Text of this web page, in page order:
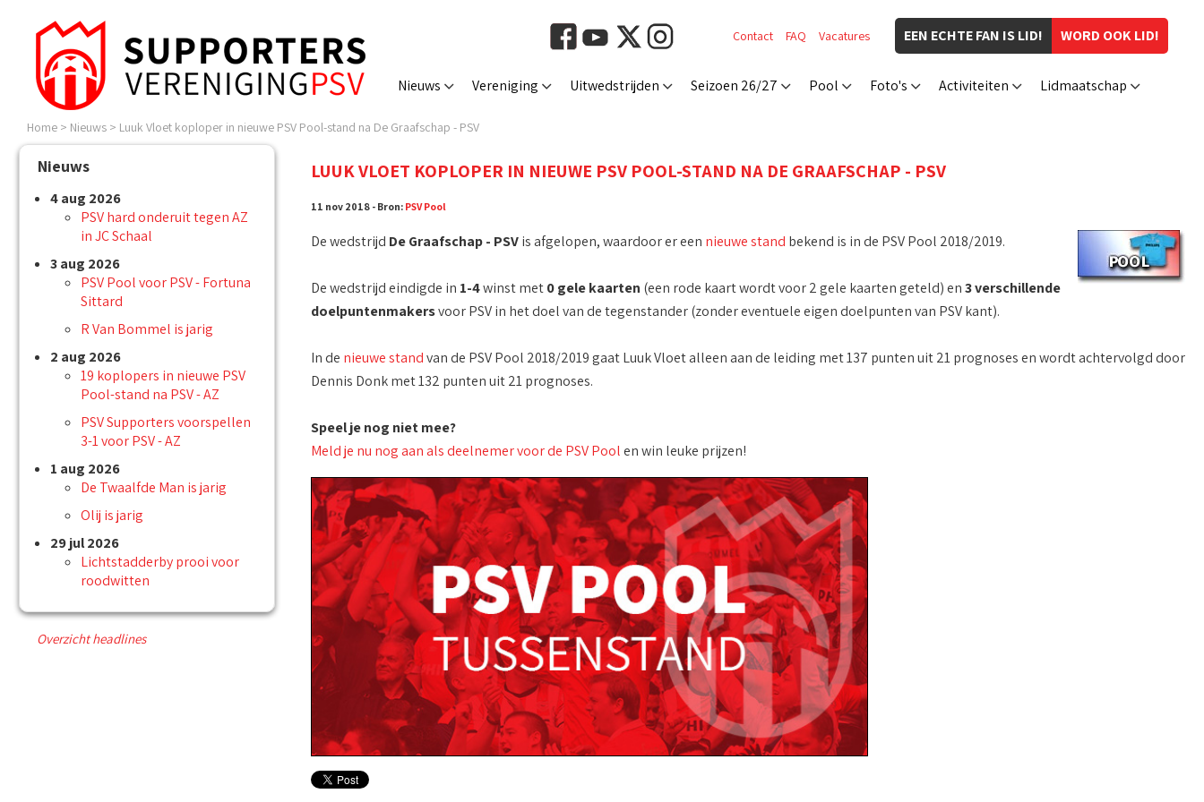
WORD OOK LID!
EEN ECHTE FAN IS LID!
Contact FAQ Vacatures
Nieuws Vereniging Uitwedstrijden Seizoen 26/27 Pool Foto's Activiteiten Lidmaatschap
Home > Nieuws > Luuk Vloet koploper in nieuwe PSV Pool-stand na De Graafschap - PSV
Nieuws
4 aug 2026
PSV hard onderuit tegen AZ
in JC Schaal
3 aug 2026
PSV Pool voor PSV - Fortuna
Sittard
R Van Bommel is jarig
2 aug 2026
19 koplopers in nieuwe PSV
Pool-stand na PSV - AZ
PSV Supporters voorspellen
3-1 voor PSV - AZ
1 aug 2026
De Twaalfde Man is jarig
Olij is jarig
29 jul 2026
Lichtstadderby prooi voor
roodwitten
Overzicht headlines
LUUK VLOET KOPLOPER IN NIEUWE PSV POOL-STAND NA DE GRAAFSCHAP - PSV
11 nov 2018 - Bron: PSV Pool
De wedstrijd De Graafschap - PSVis afgelopen, waardoor er een nieuwe stand bekend is in de PSV Pool 2018/2019.
De wedstrijd eindigde in 1-4winst met0 gele kaarten (een rode kaart wordt voor 2 gele kaarten geteld) en3 verschillende
doelpuntenmakersvoor PSV in het doel van de tegenstander (zonder eventuele eigen doelpunten van PSV kant).
In de nieuwe standvan de PSV Pool 2018/2019 gaat Luuk Vloet alleen aan de leiding met 137 punten uit 21 prognoses en wordt achtervolgd door
Dennis Donk met 132 punten uit 21 prognoses.
Speel je nog niet mee?
Meld je nu nog aan als deelnemer voor de PSV Poolen win leuke prijzen!